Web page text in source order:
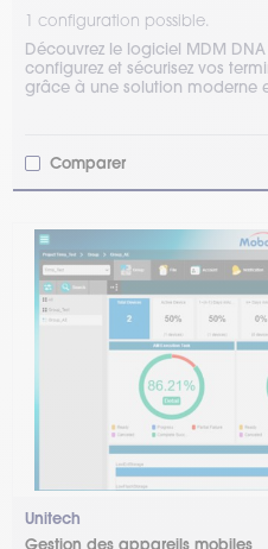
1 configuration possible.
Découvrez le logiciel MDM
configurez et sécurisez vos
grâce à une solution moderne
Comparer
Unitech
Gestion des appareils mobiles